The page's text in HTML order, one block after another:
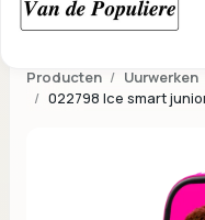
Producten Uurwerken
022798 Ice smart